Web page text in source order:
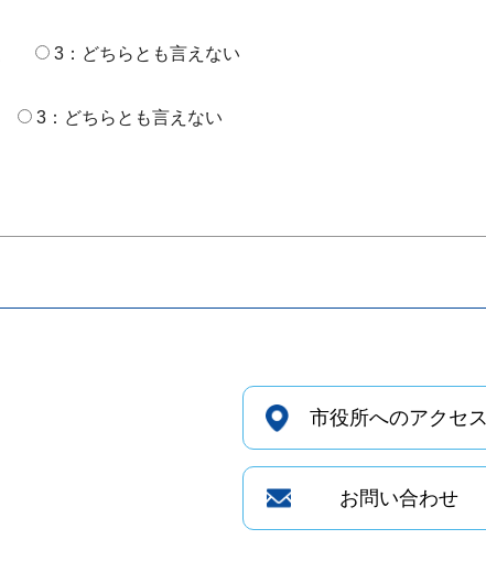
3：どちらとも言えない
3：どちらとも言えない
市役所へのアクセス
お問い合わせ